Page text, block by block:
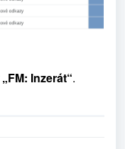
„FM: Inzerát“.